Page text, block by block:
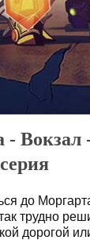
Вокзал
серия
до
трудно
дорогой